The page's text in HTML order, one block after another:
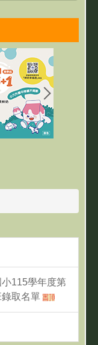
115學年度第
取名單